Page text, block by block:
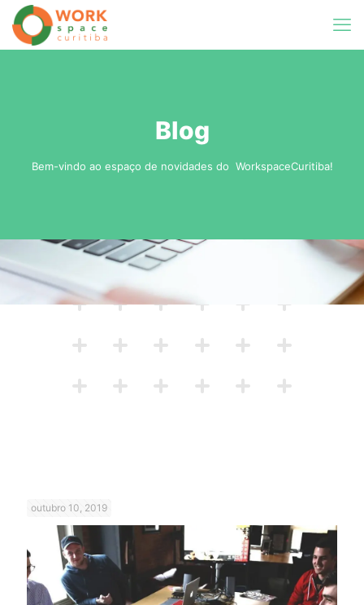
Blog
Bem-vindo ao espaço de novidades do WorkspaceCuritiba!
outubro 10, 2019